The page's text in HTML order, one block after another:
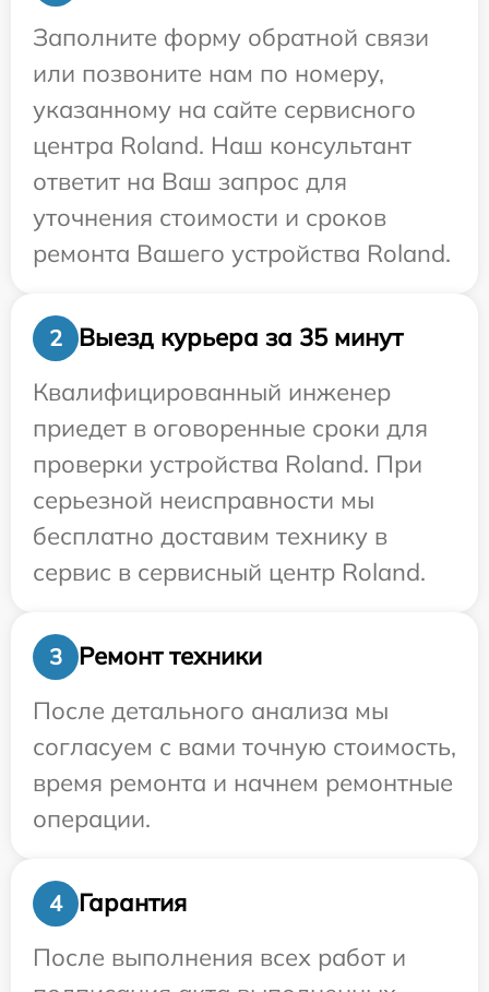
Заполните форму обратной связи
или позвоните нам по номеру,
указанному на сайте сервисного
центра Roland. Наш консультант
ответит на Ваш запрос для
уточнения стоимости и сроков
ремонта Вашего устройства Roland.
2
Выезд курьера за 35 минут
Квалифицированный инженер
приедет в оговоренные сроки для
проверки устройства Roland. При
серьезной неисправности мы
бесплатно доставим технику в
сервис в сервисный центр Roland.
3
Ремонт техники
После детального анализа мы
согласуем с вами точную стоимость,
время ремонта и начнем ремонтные
операции.
4
Гарантия
После выполнения всех работ и